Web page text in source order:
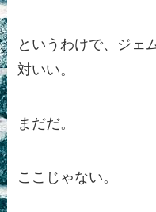
というわけで、ジェ
対いい。
まだだ。
ここじゃない。